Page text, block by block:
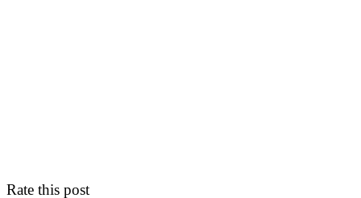
Rate this post